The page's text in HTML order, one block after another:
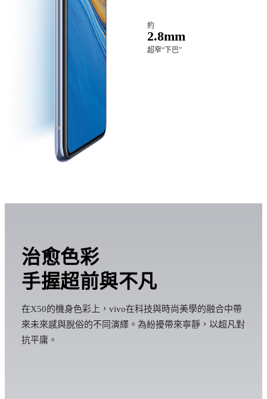
約
2.8mm
超窄“下巴”
治愈色彩
手握超前與不凡
在X50的機身色彩上，vivo在科技與時尚美學的融合中帶
來未來感與脫俗的不同演繹。為紛擾帶來寧靜，以超凡對
抗平庸。